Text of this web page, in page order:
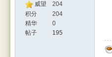
威望
204
积分
204
精华
0
帖子
195